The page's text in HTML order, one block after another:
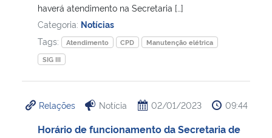
haverá atendimento na Secretaria […]
Categoria: Notícias
Tags:
Atendimento CPD
Manutenção elétrica
SIG III
Relações Notícia 02/01/2023 09:44
Horário de funcionamento da Secretaria de